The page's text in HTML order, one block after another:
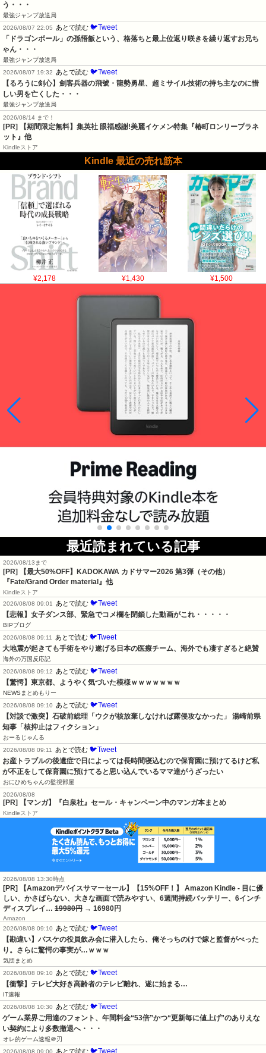
う・・・
最強ジャンプ放送局
2026/08/07 22:05
あとで読む 🐦Tweet
「ドラゴンボール」の孫悟飯という、格落ちと最上位返り咲きを繰り返すお兄ち
ゃん・・・
最強ジャンプ放送局
2026/08/07 19:32
あとで読む 🐦Tweet
【るろうに剣心】劍客兵器の飛號・龍勢勇星、超ミサイル技術の持ち主なのに惜
しい男を亡くした・・・
最強ジャンプ放送局
2026/08/14 まで！
[PR] 【期間限定無料】集英社 眼福感謝!美麗イケメン特集『椿町ロンリープラネ
ット』他
Kindleストア
Kindle 最近の売れ筋本
¥2,178 ¥1,430 ¥1,500
最近読まれている記事
2026/08/13まで
[PR]
【最大50%OFF】KADOKAWA カドサマー2026 第3弾（その他）
『Fate/Grand Order material』他
Kindleストア
2026/08/08 09:01
あとで読む 🐦Tweet
【悲報】女子ダンス部、緊急でコメ欄を閉鎖した動画がこれ・・・・・
BIPブログ
2026/08/08 09:11
あとで読む 🐦Tweet
大地震が起きても手術をやり遂げる日本の医療チーム、海外でも凄すぎると絶賛
海外の万国反応記
2026/08/08 09:12
あとで読む 🐦Tweet
【驚愕】東京都、ようやく気づいた模様ｗｗｗｗｗｗｗ
NEWSまとめもりー
2026/08/08 09:10
あとで読む 🐦Tweet
【対談で激突】石破前総理「ウクが核放棄しなければ露侵攻なかった」 湯崎前県
知事「核抑止はフィクション」
おーるじゃんる
2026/08/08 09:11
あとで読む 🐦Tweet
お産トラブルの後遺症で日によっては長時間寝込むので保育園に預けてるけど私
が不正をして保育園に預けてると思い込んでいるママ達がうざったい
おにひめちゃんの監視部屋
2026/08/08
[PR] 【マンガ】『白泉社』セール・キャンペーン中のマンガ本まとめ
Kindleストア
2026/08/08 13:30時点
[PR] 【Amazonデバイスサマーセール】【15%OFF！】 Amazon Kindle - 目に優
しい、かさばらない、大きな画面で読みやすい、6週間持続バッテリー、6インチ
ディスプレイ… 19980円 → 16980円
Amazon
2026/08/08 09:10
あとで読む 🐦Tweet
【勘違い】バスケの役員飲み会に潜入したら、俺そっちのけで嫁と監督がべった
り。さらに驚愕の事実が…ｗｗｗ
気団まとめ
2026/08/08 09:10
あとで読む 🐦Tweet
【衝撃】テレビ大好き高齢者のテレビ離れ、遂に始まる…
IT速報
2026/08/08 10:30
あとで読む 🐦Tweet
ゲーム業界ご用達のフォント、年間料金“53倍”かつ“更新毎に値上げ”のありえな
い契約により多数撤退へ・・・
オレ的ゲーム速報＠刃
2026/08/08 09:00
あとで読む 🐦Tweet